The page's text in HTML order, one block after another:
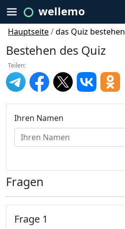
wellemo
Hauptseite/das Quiz bestehen
Bestehen des Quiz
Teilen:
Ihren Namen
Fragen
Frage 1